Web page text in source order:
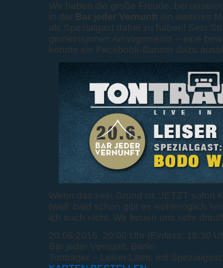
Wir haben die große Freude, bei
in der Bar jeder Vernunft ein weiteres
als Spezialgast dabei zu haben! Sein
gemeinsamen Arrangements – eine
könnte ein Facebook-Banner dazu
Wenn das kein Grund ist, JETZT sofort
(weil: bald schon gibt es wohlmöglich
ich auch nicht. Wir freuen uns sehr drauf!
20.06.2016, 20:00 Uhr (Einlass: 18:30
Bar jeder Vernunft, Berlin
Tonträger – Leiser Lärm, mit